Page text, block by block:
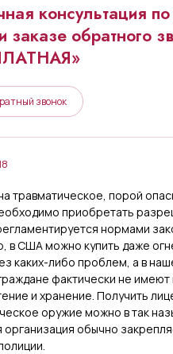
консультация
заказе обратного
звонок
травматическое, порой
приобретать
нормами
в США можно купить даже
каких-либо проблем, а в
фактически не имеют
и хранение. Получить
оружие можно в так
обычно